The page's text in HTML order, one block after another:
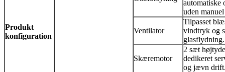
Produkt
konfiguration
automatiske
uden
Ventilator
Tilpasset
vindtryk og
glasflydning.
Skæremotor
2 sæt
dedikeret
og jævn